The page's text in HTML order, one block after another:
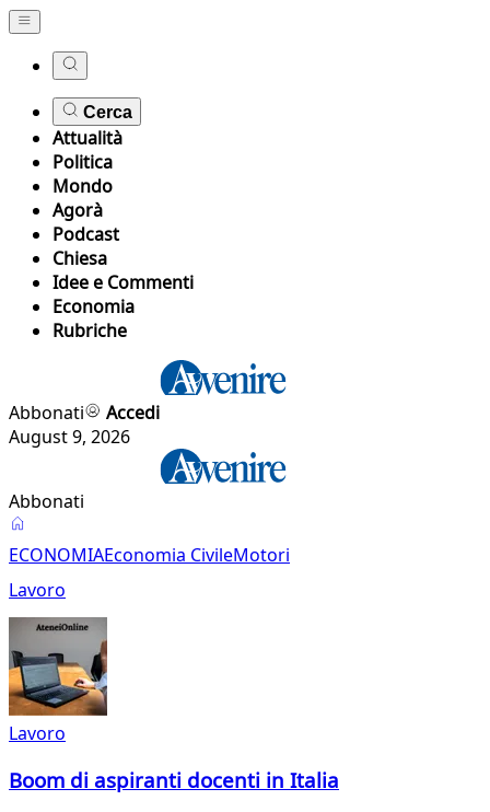
Cerca
Attualità
Politica
Mondo
Agorà
Podcast
Chiesa
Idee e Commenti
Economia
Rubriche
Abbonati
Accedi
August 9, 2026
Abbonati
Lavoro
ECONOMIAEconomia CivileMotori
Lavoro
Lavoro
Boom di aspiranti docenti in Italia